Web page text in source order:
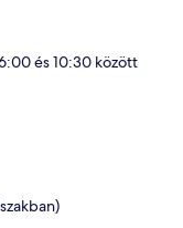
és 10:30 között